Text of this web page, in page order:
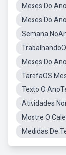
Meses Do
Meses Do
Semana
Meses Do
TarefaOS
Texto O
Atividades
Mostre O
Medidas De